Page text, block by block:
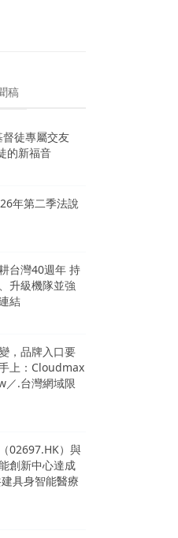
稿
督徒專屬交友
的新福音
年第二季法說
台灣40週年 持
升級機隊並強
結
，品牌入口要
上：Cloudmax
／.台灣網域限
02697.HK）與
創新中心達成
具身智能醫療